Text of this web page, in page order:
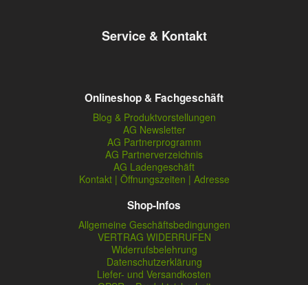
Service & Kontakt
Onlineshop & Fachgeschäft
Blog & Produktvorstellungen
AG Newsletter
AG Partnerprogramm
AG Partnerverzeichnis
AG Ladengeschäft
Kontakt | Öffnungszeiten | Adresse
Shop-Infos
Allgemeine Geschäftsbedingungen
VERTRAG WIDERRUFEN
Widerrufsbelehrung
Datenschutzerklärung
Liefer- und Versandkosten